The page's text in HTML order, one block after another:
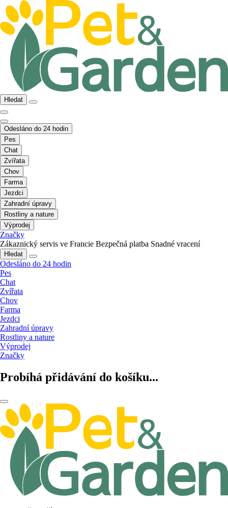
Hledat
Odesláno do 24 hodin
Pes
Chat
Zvířata
Chov
Farma
Jezdci
Zahradní úpravy
Rostliny a nature
Výprodej
Značky
Zákaznický servis ve Francie Bezpečná platba Snadné vracení
Hledat
Odesláno do 24 hodin
Pes
Chat
Zvířata
Chov
Farma
Jezdci
Zahradní úpravy
Rostliny a nature
Výprodej
Značky
Probíhá přidávání do košíku...